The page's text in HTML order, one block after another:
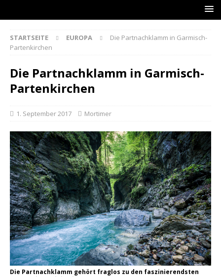
STARTSEITE EUROPA
Die Partnachklamm in Garmisch-
Partenkirchen
Die Partnachklamm in Garmisch-
Partenkirchen
1. September 2017 Mortimer
Die Partnachklamm gehört fraglos zu den faszinierendsten